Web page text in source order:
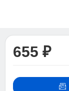
655 ₽